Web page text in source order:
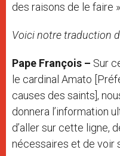
des raisons de le faire
Voici notre traduction
Pape François – Sur
le cardinal Amato
causes des saints],
donnera l’information
d’aller sur cette ligne,
nécessaires et de voir